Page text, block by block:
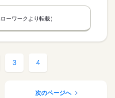
ローワークより転載）
3 4
次のページへ